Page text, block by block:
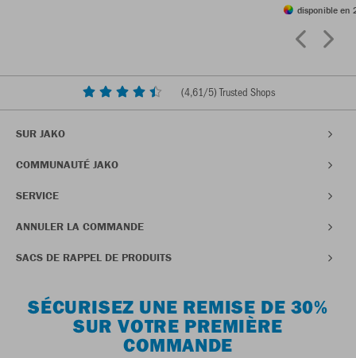
disponible en
(4,61/5) Trusted Shops
SUR JAKO
COMMUNAUTÉ JAKO
SERVICE
ANNULER LA COMMANDE
SACS DE RAPPEL DE PRODUITS
SÉCURISEZ UNE REMISE DE 30%
SUR VOTRE PREMIÈRE
COMMANDE